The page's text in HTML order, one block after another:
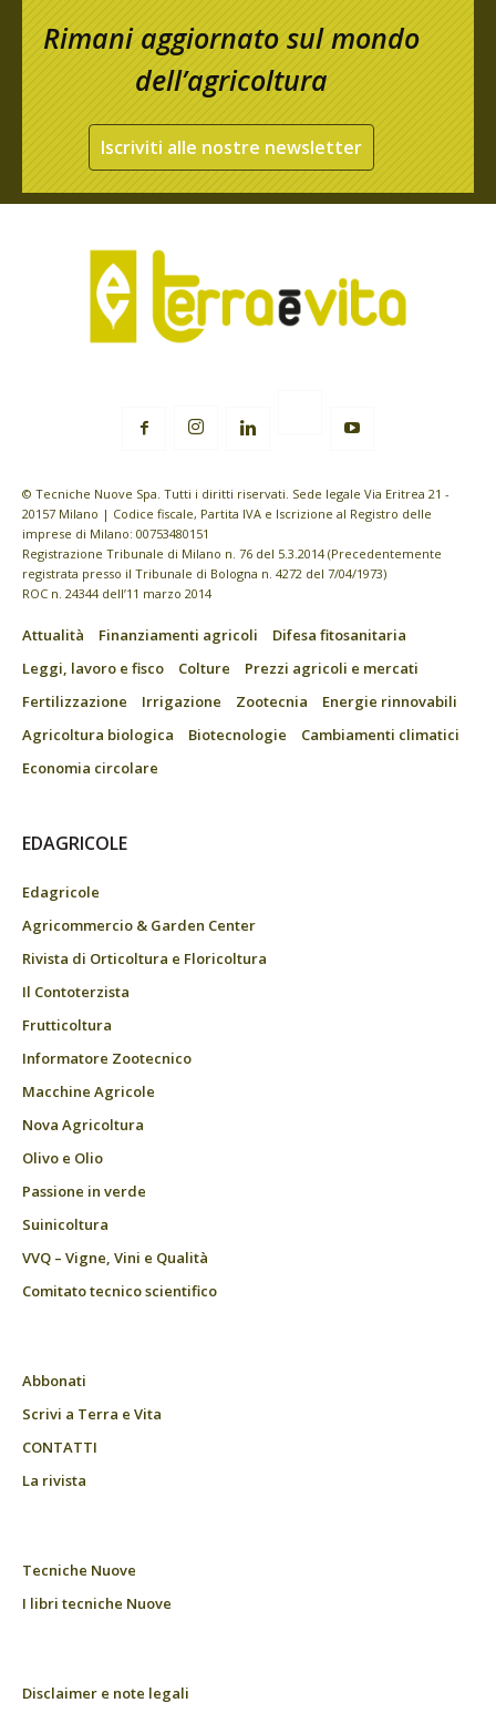
Rimani aggiornato sul mondo
dell’agricoltura
Iscriviti alle nostre newsletter
© Tecniche Nuove Spa. Tutti i diritti riservati. Sede legale Via Eritrea 21 -
20157 Milano | Codice fiscale, Partita IVA e Iscrizione al Registro delle
imprese di Milano: 00753480151
Registrazione Tribunale di Milano n. 76 del 5.3.2014 (Precedentemente
registrata presso il Tribunale di Bologna n. 4272 del 7/04/1973)
ROC n. 24344 dell’11 marzo 2014
Attualità Finanziamenti agricoli
Difesa fitosanitaria
Leggi, lavoro e fisco
Colture
Prezzi agricoli e mercati
Fertilizzazione
Irrigazione Zootecnia
Energie rinnovabili
Agricoltura biologica
Biotecnologie
Cambiamenti climatici
Economia circolare
EDAGRICOLE
Edagricole
Agricommercio & Garden Center
Rivista di Orticoltura e Floricoltura
Il Contoterzista
Frutticoltura
Informatore Zootecnico
Macchine Agricole
Nova Agricoltura
Olivo e Olio
Passione in verde
Suinicoltura
VVQ – Vigne, Vini e Qualità
Comitato tecnico scientifico
Abbonati
Scrivi a Terra e Vita
CONTATTI
La rivista
Tecniche Nuove
I libri tecniche Nuove
Disclaimer e note legali